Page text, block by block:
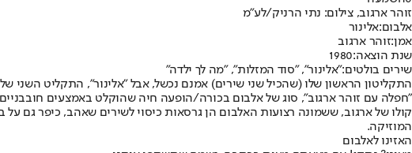
זוהר ארגוב, צילום: נתי הרניק/לע"מ
אלבום:אלינור
אמן:זוהר ארגוב
שנת הוצאה:1980
שירים בולטים:"אלינור", "סוד המזלות", "מה לך ילדה"
התקליטון הראשון שלו (שהכיל שני שירים) אמנם נכשל, אבל "אלינור", התקליט השני
"חפלה עם זוהר ארגוב", סוג של אלבום בכורה/הופעה חיה שהוקלט באמצעים חובבניים
קולו של ארגוב, ששמונה רצועות האלבום הן גרסאות כיסוי לשירים שאהב, כיפר גם על
המוזיקה.
האזינו לאלבום